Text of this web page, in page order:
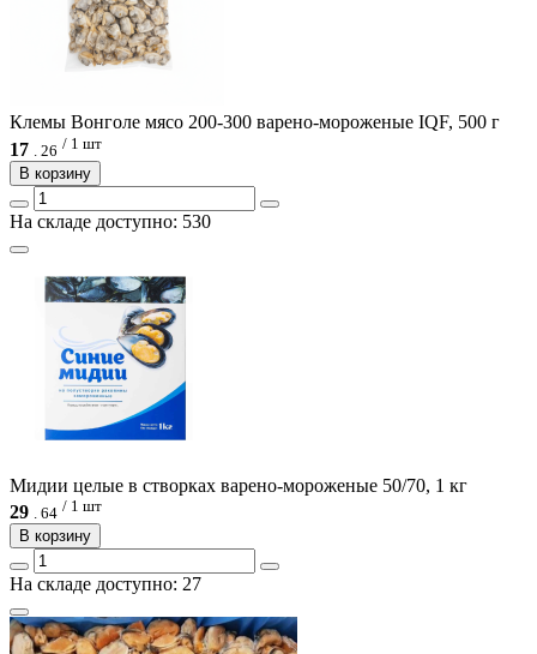
Клемы Вонголе мясо 200-300 варено-мороженые IQF, 500 г
17
26 / 1 шт
В корзину
На складе доступно: 530
Мидии целые в створках варено-мороженые 50/70, 1 кг
29 . 64 / 1 шт
В корзину
На складе доступно: 27